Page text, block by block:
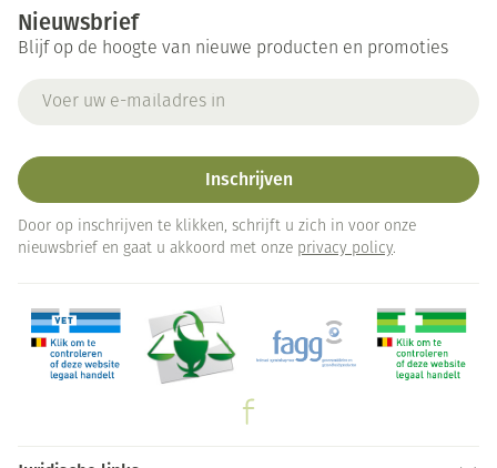
Nieuwsbrief
Blijf op de hoogte van nieuwe producten en promoties
Inschrijven
Door op inschrijven te klikken, schrijft u zich in voor onze
nieuwsbrief en gaat u akkoord met onze privacy policy.